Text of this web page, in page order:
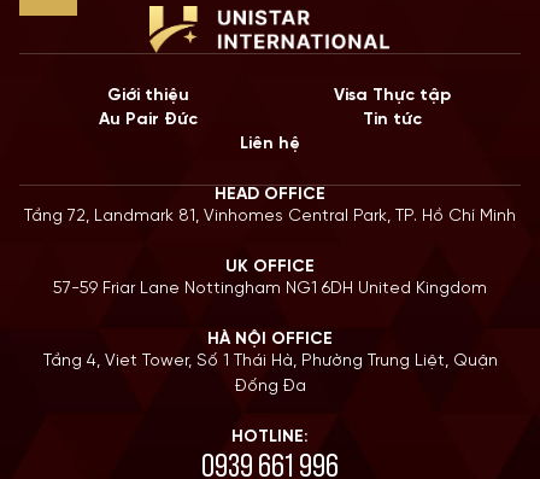
Giới thiệu
Visa Thực tập
Au Pair Đức
Tin tức
Liên hệ
HEAD OFFICE
Tầng 72, Landmark 81, Vinhomes Central Park, TP. Hồ Chí Minh
UK OFFICE
57-59 Friar Lane Nottingham NG1 6DH United Kingdom
HÀ NỘI OFFICE
Tầng 4, Viet Tower, Số 1 Thái Hà, Phường Trung Liệt, Quận
Đống Đa
HOTLINE:
0939 661 996